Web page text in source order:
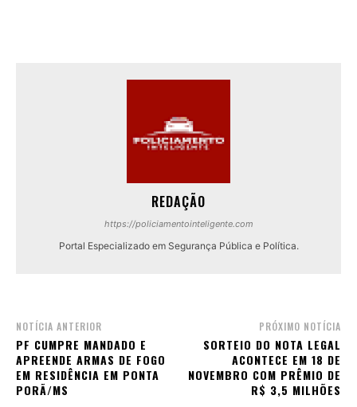
REDAÇÃO
https://policiamentointeligente.com
Portal Especializado em Segurança Pública e Política.
NOTÍCIA ANTERIOR
PF CUMPRE MANDADO E
APREENDE ARMAS DE FOGO
EM RESIDÊNCIA EM PONTA
PORÃ/MS
PRÓXIMO NOTÍCIA
SORTEIO DO NOTA LEGAL
ACONTECE EM 18 DE
NOVEMBRO COM PRÊMIO DE
R$ 3,5 MILHÕES